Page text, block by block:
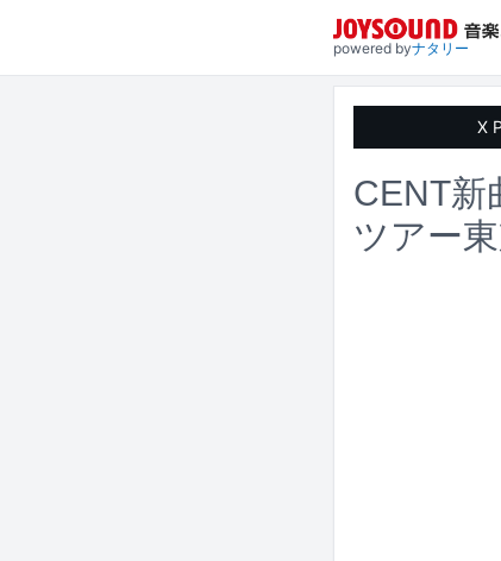
powered byナタリー
X
CENT新
ツアー